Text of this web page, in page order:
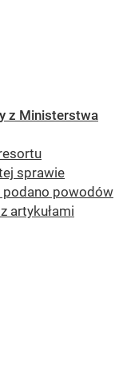
z Ministerstwa
sprawie
podano powodów
artykułami